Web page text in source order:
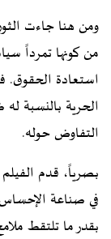
ومن هنا جاءت
من كونها تمرداً
استعادة الحقوق.
الحرية بالنسبة
التفاوض حوله.
بصرياً، قدم
في صناعة
بقدر ما تلتقط